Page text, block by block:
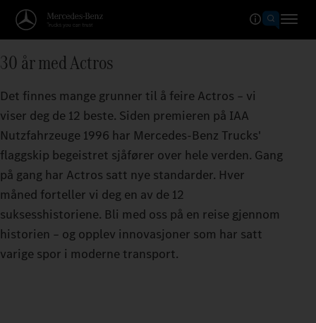
30 år med Actros
Det finnes mange grunner til å feire Actros – vi
viser deg de 12 beste. Siden premieren på IAA
Nutzfahrzeuge 1996 har Mercedes‑Benz Trucks'
flaggskip begeistret sjåfører over hele verden. Gang
på gang har Actros satt nye standarder. Hver
måned forteller vi deg en av de 12
suksesshistoriene. Bli med oss på en reise gjennom
historien – og opplev innovasjoner som har satt
varige spor i moderne transport.